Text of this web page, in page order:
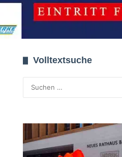
Volltextsuche